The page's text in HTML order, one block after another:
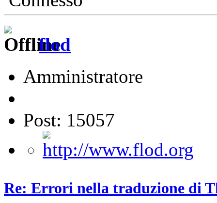
flod
Amministratore
Post: 15057
Re: Errori nella traduzione di